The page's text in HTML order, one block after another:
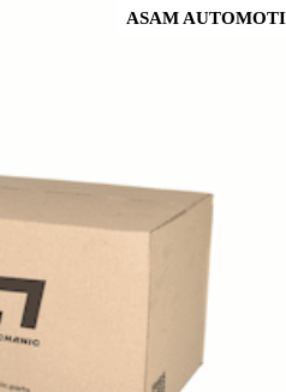
ASAM